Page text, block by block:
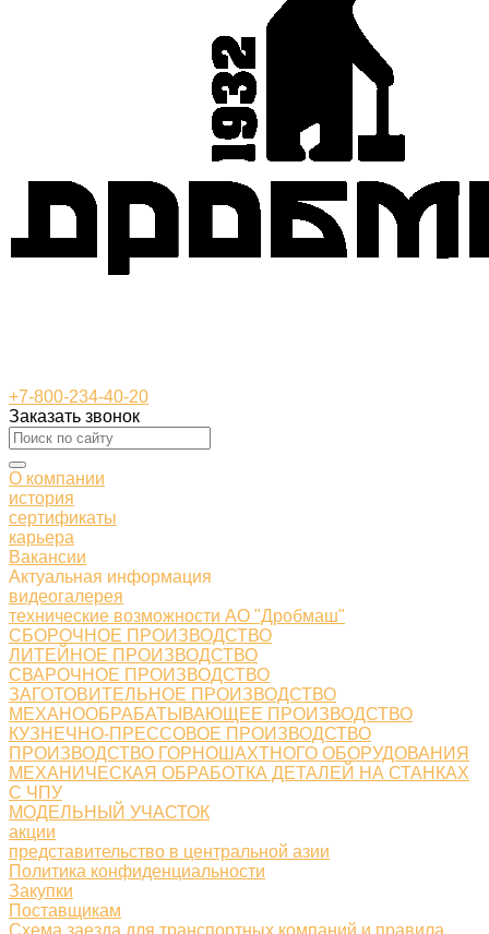
+7-800-234-40-20
Заказать звонок
О компании
история
сертификаты
карьера
Вакансии
Актуальная информация
видеогалерея
технические возможности АО "Дробмаш"
СБОРОЧНОЕ ПРОИЗВОДСТВО
ЛИТЕЙНОЕ ПРОИЗВОДСТВО
СВАРОЧНОЕ ПРОИЗВОДСТВО
ЗАГОТОВИТЕЛЬНОЕ ПРОИЗВОДСТВО
МЕХАНООБРАБАТЫВАЮЩЕЕ ПРОИЗВОДСТВО
КУЗНЕЧНО-ПРЕССОВОЕ ПРОИЗВОДСТВО
ПРОИЗВОДСТВО ГОРНОШАХТНОГО ОБОРУДОВАНИЯ
МЕХАНИЧЕСКАЯ ОБРАБОТКА ДЕТАЛЕЙ НА СТАНКАХ
С ЧПУ
МОДЕЛЬНЫЙ УЧАСТОК
акции
представительство в центральной азии
Политика конфиденциальности
Закупки
Поставщикам
Схема заезда для транспортных компаний и правила